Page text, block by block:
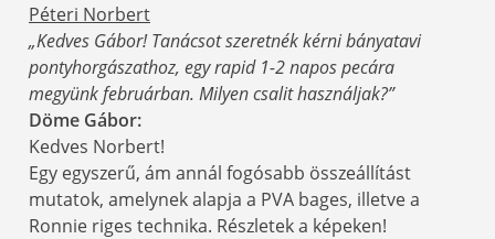
Péteri Norbert
„Kedves Gábor! Tanácsot szeretnék kérni bányatavi
pontyhorgászathoz, egy rapid 1-2 napos pecára
megyünk februárban. Milyen csalit használjak?”
Döme Gábor:
Kedves Norbert!
Egy egyszerű, ám annál fogósabb összeállítást
mutatok, amelynek alapja a PVA bages, illetve a
Ronnie riges technika. Részletek a képeken!